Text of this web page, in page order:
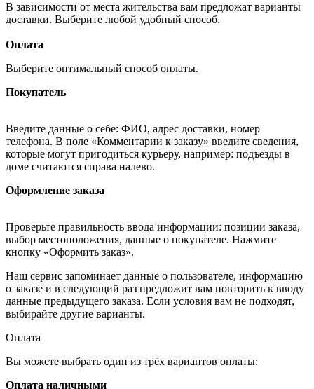
В зависимости от места жительства вам предложат варианты
доставки. Выберите любой удобный способ.
Оплата
Выберите оптимальный способ оплаты.
Покупатель
Введите данные о себе: ФИО, адрес доставки, номер
телефона. В поле «Комментарии к заказу» введите сведения,
которые могут пригодиться курьеру, например: подъезды в
доме считаются справа налево.
Оформление заказа
Проверьте правильность ввода информации: позиции заказа,
выбор местоположения, данные о покупателе. Нажмите
кнопку «Оформить заказ».
Наш сервис запоминает данные о пользователе, информацию
о заказе и в следующий раз предложит вам повторить к вводу
данные предыдущего заказа. Если условия вам не подходят,
выбирайте другие варианты.
Оплата
Вы можете выбрать один из трёх вариантов оплаты:
Оплата наличными